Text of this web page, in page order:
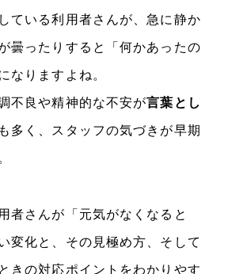
ている利用者さんが、急に静か
曇ったりすると「何かあったの
なりますよね。
不良や精神的な不安が言葉とし
多く、スタッフの気づきが早期
者さんが「元気がなくなると
変化と、その見極め方、そして
きの対応ポイントをわかりやす